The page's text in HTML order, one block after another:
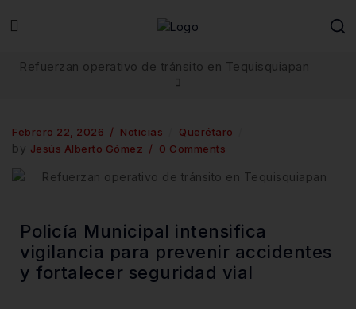
Refuerzan operativo de tránsito en Tequisquiapan
Febrero 22, 2026 Noticias Querétaro
by Jesús Alberto Gómez 0 Comments
Policía Municipal intensifica
vigilancia para prevenir accidentes
y fortalecer seguridad vial